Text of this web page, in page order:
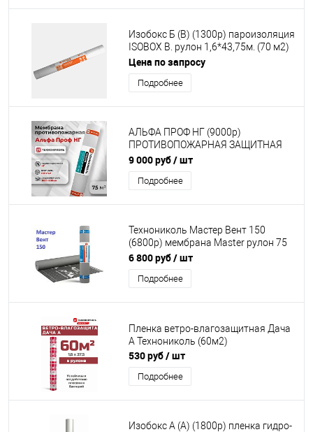
Изобокс Б (В) (1300р) пароизоляция
ISOBOX B. рулон 1,6*43,75м. (70 м2)
пароизоляционная
Цена по запросу
Подробнее
АЛЬФА ПРОФ НГ (9000р)
ПРОТИВОПОЖАРНАЯ ЗАЩИТНАЯ
МЕМБРАНА ТЕХНОНИКОЛЬ (70м2)
9 000 руб/ шт
Подробнее
Технониколь Мастер Вент 150
(6800р) мембрана Master рулон 75
м2
6 800 руб/ шт
Подробнее
Пленка ветро-влагозащитная Дача
А Технониколь (60м2)
530 руб/ шт
Подробнее
Изобокс А (A) (1800р) пленка гидро-